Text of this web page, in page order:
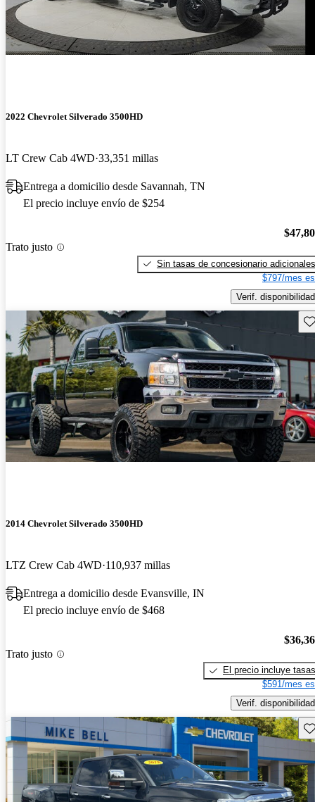
2022 Chevrolet Silverado 3500HD
LT Crew Cab 4WD 33,351 millas
Entrega a domicilio desde Savannah, TN
El precio incluye envío de $254
Trato justo
Sin tasas de concesionario adicionales
$797/mes
Verif. disponibilidad
2014 Chevrolet Silverado 3500HD
LTZ Crew Cab 4WD 110,937 millas
Entrega a domicilio desde Evansville, IN
El precio incluye envío de $468
Trato justo
El precio incluye tasas
$591/mes
Verif. disponibilidad